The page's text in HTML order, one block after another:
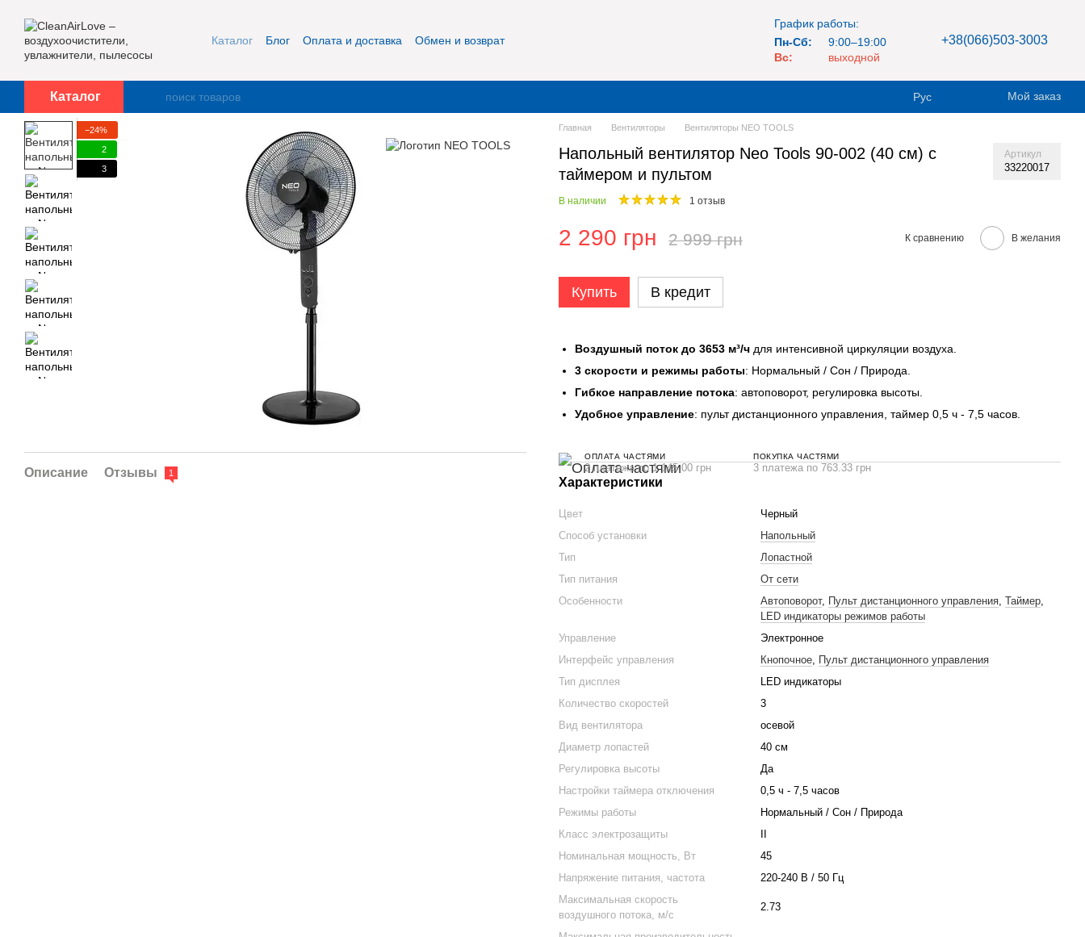
Каталог Блог Оплата и доставка
Обмен и возврат
График работы:
Пн-Сб:
9:00–19:00
Вс:
выходной
+38(066)503-3003
Каталог Рус Мой заказ
−24%
2
3
Описание Отзывы 1
Главная Вентиляторы Вентиляторы NEO TOOLS
Напольный вентилятор Neo Tools 90-002 (40 см) с
таймером и пультом
Артикул
33220017
В наличии 1 отзыв
2 290 грн 2 999 грн К сравнению В желания
Купить В кредит
Воздушный поток до 3653 м³/ч для интенсивной циркуляции воздуха.
3 скорости и режимы работы: Нормальный / Сон / Природа.
Гибкое направление потока: автоповорот, регулировка высоты.
Удобное управление: пульт дистанционного управления, таймер 0,5 ч - 7,5 часов.
ОПЛАТА ЧАСТЯМИ
2 платежа по 1 145.00 грн
ПОКУПКА ЧАСТЯМИ
3 платежа по 763.33 грн
Характеристики
Цвет
Черный
Способ установки
Напольный
Тип
Лопастной
Тип питания
От сети
Особенности
Автоповорот, Пульт дистанционного управления, Таймер,
LED индикаторы режимов работы
Управление
Электронное
Интерфейс управления
Кнопочное, Пульт дистанционного управления
Тип дисплея
LED индикаторы
Количество скоростей
3
Вид вентилятора
осевой
Диаметр лопастей
40 см
Регулировка высоты
Да
Настройки таймера отключения
0,5 ч - 7,5 часов
Режимы работы
Нормальный / Сон / Природа
Класс электрозащиты
Номинальная мощность, Вт
45
Напряжение питания, частота
220-240 В / 50 Гц
Максимальная скорость
воздушного потока, м/с
2.73